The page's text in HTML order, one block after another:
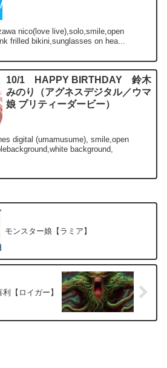
nico(love live),solo,smile,open
frilled bikini,sunglasses on hea...
10/1 HAPPY BIRTHDAY 鈴木
みのり（アグネスデジタル／ウマ
娘 プリティーダービー）
digital (umamusume), smile,open
background,
モンスター娘【ラミア】
【ロイガー】